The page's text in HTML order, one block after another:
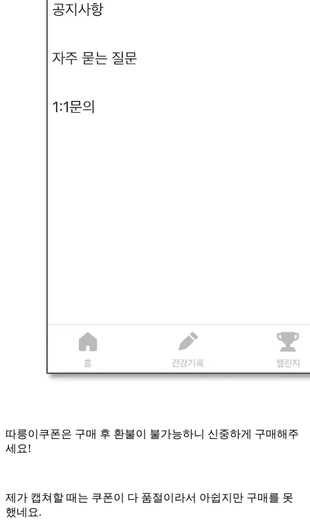
따릉이쿠폰은 구매 후 환불이 불가능하니 신중하게 구매해주
세요!
제가 캡쳐할 때는 쿠폰이 다 품절이라서 아쉽지만 구매를 못
했네요.